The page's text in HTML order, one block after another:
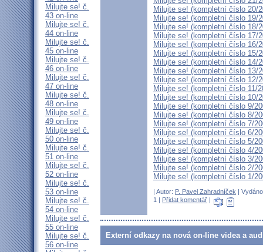
Milujte se! č.
43 on-line
Milujte se! č.
44 on-line
Milujte se! č.
45 on-line
Milujte se! č.
46 on-line
Milujte se! č.
47 on-line
Milujte se! č.
48 on-line
Milujte se! č.
49 on-line
Milujte se! č.
50 on-line
Milujte se! č.
51 on-line
Milujte se! č.
52 on-line
Milujte se! č.
53 on-line
Milujte se! č.
54 on-line
Milujte se! č.
55 on-line
Milujte se! č.
56 on-line
Milujte se! (kompletní číslo 20/
Milujte se! (kompletní číslo 19/
Milujte se! (kompletní číslo 18/
Milujte se! (kompletní číslo 17/
Milujte se! (kompletní číslo 16/
Milujte se! (kompletní číslo 15/
Milujte se! (kompletní číslo 14/
Milujte se! (kompletní číslo 13/
Milujte se! (kompletní číslo 12/
Milujte se! (kompletní číslo 11/
Milujte se! (kompletní číslo 10/
Milujte se! (kompletní číslo 9/
Milujte se! (kompletní číslo 8/
Milujte se! (kompletní číslo 7/
Milujte se! (kompletní číslo 6/
Milujte se! (kompletní číslo 5/
Milujte se! (kompletní číslo 4/
Milujte se! (kompletní číslo 3/
Milujte se! (kompletní číslo 2/
Milujte se! (kompletní číslo 1/
| Autor: P. Pavel Zahradníček |
1 | Přidat komentář |
Externí odkazy na nová on-line videa a